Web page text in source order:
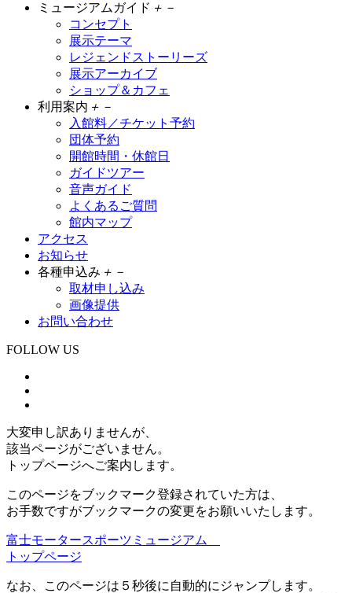
ミュージアムガイド ＋ －
コンセプト
展示テーマ
レジェンドストーリーズ
展示アーカイブ
ショップ＆カフェ
利用案内 ＋ －
入館料／チケット予約
団体予約
開館時間・休館日
ガイドツアー
音声ガイド
よくあるご質問
館内マップ
アクセス
お知らせ
各種申込み ＋ －
取材申し込み
画像提供
お問い合わせ
FOLLOW US
大変申し訳ありませんが、
該当ページがございません。
トップページへご案内します。
このページをブックマーク登録されていた方は、
お手数ですがブックマークの変更をお願いいたします。
富士モータースポーツミュージアム
トップページ
なお、このページは５秒後に自動的にジャンプします。